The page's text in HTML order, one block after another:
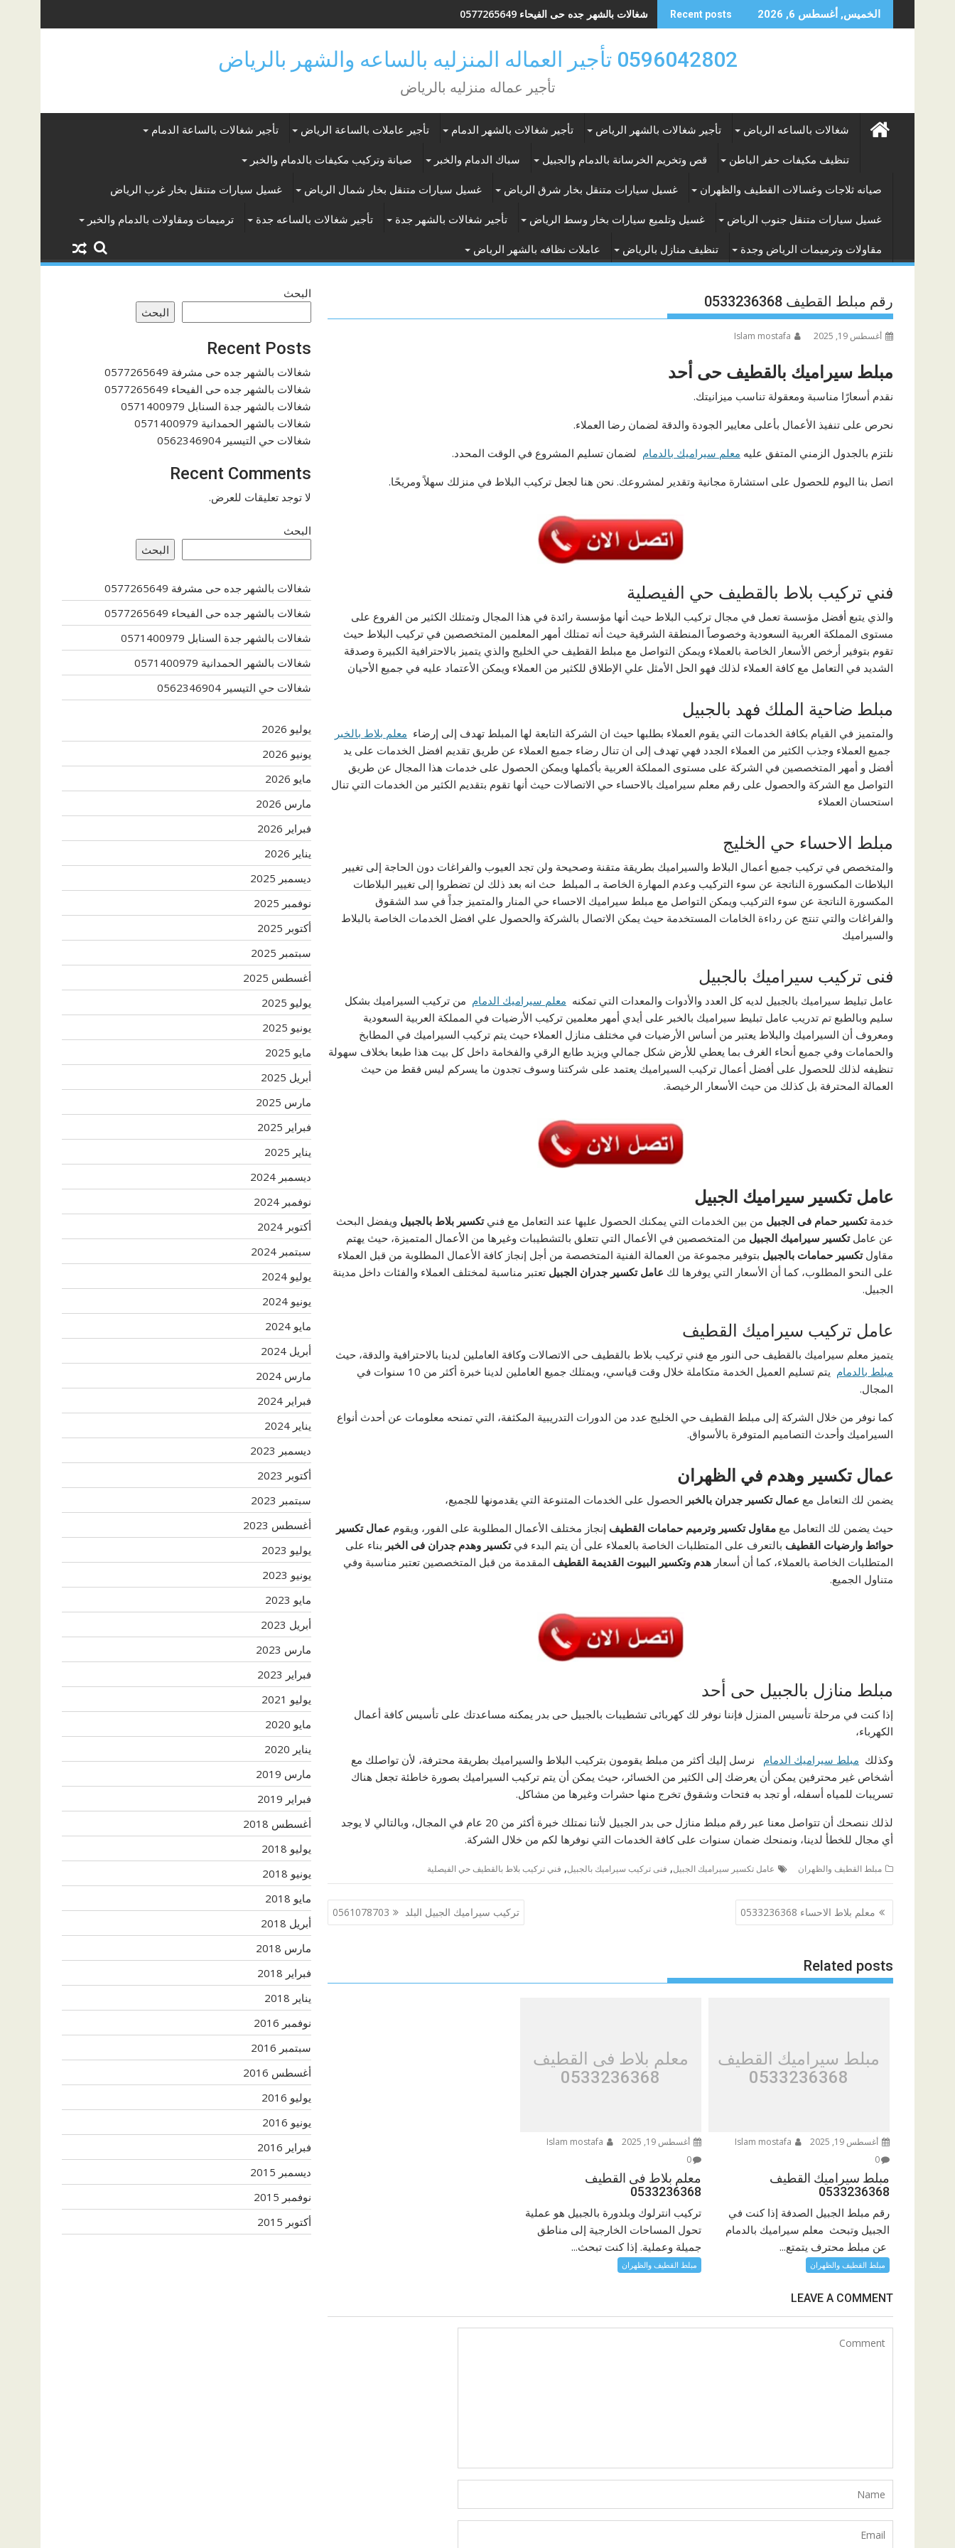
to
الخميس, أغسطس 6, 2026 Recent posts شغالات بالشهر جده حى الفيحاء 0577265649
0596042802 تأجير العماله المنزليه بالساعه والشهر بالرياض
تأجير عماله منزليه بالرياض
شغالات بالساعه الرياض تأجير شغالات بالشهر الرياض تأجير شغالات بالشهر الدمام تأجير عاملات بالساعة الرياض تأجير شغالات بالساعة الدمام
تنظيف مكيفات حفر الباطن قص وتخريم الخرسانة بالدمام والجبيل سباك الدمام والخبر صيانة وتركيب مكيفات بالدمام والخبر
صيانه ثلاجات وغسالات القطيف والظهران غسيل سيارات متنقل بخار شرق الرياض غسيل سيارات متنقل بخار شمال الرياض غسيل سيارات متنقل بخار غرب الرياض
غسيل سيارات متنقل جنوب الرياض غسيل وتلميع سيارات بخار وسط الرياض تأجير شغالات بالشهر جدة تأجير شغالات بالساعه جدة ترميمات ومقاولات بالدمام والخبر
مقاولات وترميمات الرياض وجدة تنظيف منازل بالرياض عاملات نظافه بالشهر الرياض
رقم مبلط القطيف 0533236368
أغسطس 19, 2025 Islam mostafa
مبلط سيراميك بالقطيف حى أحد
نقدم أسعارًا مناسبة ومعقولة تناسب ميزانيتك.
نحرص على تنفيذ الأعمال بأعلى معايير الجودة والدقة لضمان رضا العملاء.
نلتزم بالجدول الزمني المتفق عليه معلم سيراميك بالدمام لضمان تسليم المشروع في الوقت المحدد.
اتصل بنا اليوم للحصول على استشارة مجانية وتقدير لمشروعك. نحن هنا لجعل تركيب البلاط في منزلك سهلاً ومريحًا.
فني تركيب بلاط بالقطيف حي الفيصلية
والذي يتبع أفضل مؤسسة تعمل في مجال تركيب البلاط حيث أنها مؤسسة رائدة في هذا المجال وتمتلك الكثير من الفروع على
مستوى المملكة العربية السعودية وخصوصاً المنطقة الشرقية حيث أنه تمتلك أمهر المعلمين المتخصصين في تركيب البلاط حيث
تقوم بتوفير أرخص الأسعار الخاصة بالعملاء ويمكن التواصل مع مبلط القطيف حي الخليج والذي يتميز بالاحترافية الكبيرة وصدقة
الشديد في التعامل مع كافة العملاء لذلك فهو الحل الأمثل علي الإطلاق للكثير من العملاء ويمكن الأعتماد عليه في جميع الأحيان
مبلط ضاحية الملك فهد بالجبيل
والمتميز في القيام بكافة الخدمات التي يقوم العملاء بطلبها حيث ان الشركة التابعة لها المبلط تهدف إلى إرضاء معلم بلاط بالخبر
جميع العملاء وجذب الكثير من العملاء الجدد فهي تهدف إلى ان تنال رضاء جميع العملاء عن طريق تقديم افضل الخدمات على يد
أفضل و أمهر المتخصصين في الشركة على مستوى المملكة العربية بأكملها ويمكن الحصول على خدمات هذا المجال عن طريق
التواصل مع الشركة والحصول على رقم معلم سيراميك بالاحساء حي الاتصالات حيث أنها تقوم بتقديم الكثير من الخدمات التي تنال
استحسان العملاء
مبلط الاحساء حي الخليج
والمتخصص في تركيب جميع أعمال البلاط والسيراميك بطريقة متقنة وصحيحة ولن تجد العيوب والفراغات دون الحاجة إلى تغيير
البلاطات المكسورة الناتجة عن سوء التركيب وعدم المهارة الخاصة بـ المبلط حث انه بعد ذلك لن تضطروا إلى تغيير البلاطات
المكسورة الناتجة عن سوء التركيب ويمكن التواصل مع مبلط سيراميك الاحساء حي المنار والمتميز جداً في سد الشقوق
والفراغات والتي تنتج عن رداءة الخامات المستخدمة حيث يمكن الاتصال بالشركة والحصول علي افضل الخدمات الخاصة بالبلاط
والسيراميك
فنى تركيب سيراميك بالجبيل
عامل تبليط سيراميك بالجبيل لديه كل العدد والأدوات والمعدات التي تمكنه معلم سيراميك الدمام من تركيب السيراميك بشكل
سليم وبالطبع تم تدريب عامل تبليط سيراميك بالخبر على أيدي أمهر معلمين تركيب الأرضيات في المملكة العربية السعودية
ومعروف أن السيراميك والبلاط يعتبر من أساس الأرضيات في مختلف منازل العملاء حيث يتم تركيب السيراميك في المطابخ
والحمامات وفي جميع أنحاء الغرف بما يعطي للأرض شكل جمالي ويزيد طابع الرقي والفخامة داخل كل بيت هذا طبعا بخلاف سهولة
تنظيفه لذلك للحصول على أفضل أعمال تركيب السيراميك يعتمد على شركتنا وسوف تجدون ما يسركم ليس فقط من حيث
العمالة المحترفة بل كذلك من حيث الأسعار الرخيصة.
عامل تكسير سيراميك الجبيل
خدمةتكسير حمام فى الجبيل من بين الخدمات التي يمكنك الحصول عليها عند التعامل مع فنيتكسير بلاط بالجبيل ويفضل البحث
عن عاملتكسير سيراميك الجبيل من المتخصصين في الأعمال التي تتعلق بالتشطيبات وغيرها من الأعمال المتميزة، حيث يهتم
مقاولتكسير حمامات بالجبيل بتوفير مجموعة من العمالة الفنية المتخصصة من أجل إنجاز كافة الأعمال المطلوبة من قبل العملاء
على النحو المطلوب، كما أن الأسعار التي يوفرها لك عامل تكسير جدران الجبيل تعتبر مناسبة لمختلف العملاء والفئات داخل مدينة
الجبيل.
عامل تركيب سيراميك القطيف
يتميز معلم سيراميك بالقطيف حى النور مع فني تركيب بلاط بالقطيف حى الاتصالات وكافة العاملين لدينا بالاحترافية والدقة، حيث
مبلط بالدمام
يتم تسليم العميل الخدمة متكاملة خلال وقت قياسي، ويمتلك جميع العاملين لدينا خبرة أكثر من 10 سنوات في
المجال.
كما نوفر من خلال الشركة إلى مبلط القطيف حي الخليج عدد من الدورات التدريبية المكثفة، التي تمنحه معلومات عن أحدث أنواع
السيراميك وأحدث التصاميم المتوفرة بالأسواق.
عمال تكسير وهدم في الظهران
يضمن لك التعامل مع عمال تكسير جدران بالخبر الحصول على الخدمات المتنوعة التي يقدمونها للجميع،
حيث يضمن لك التعامل مع مقاول تكسير وترميم حمامات القطيف إنجاز مختلف الأعمال المطلوبة على الفور، ويقوم عمال تكسير
حوائط وارضيات القطيف بالتعرف على المتطلبات الخاصة بالعملاء على أن يتم البدء فيتكسير وهدم جدران فى الخبر بناء على
المتطلبات الخاصة بالعملاء، كما أن أسعار هدم وتكسير البيوت القديمة القطيف المقدمة من قبل المتخصصين تعتبر مناسبة وفي
متناول الجميع.
مبلط منازل بالجبيل حى أحد
إذا كنت في مرحلة تأسيس المنزل فإننا نوفر لك كهربائى تشطيبات بالجبيل حى بدر يمكنه مساعدتك على تأسيس كافة أعمال
الكهرباء،
وكذلك مبلط سيراميك الدمام نرسل إليك أكثر من مبلط يقومون بتركيب البلاط والسيراميك بطريقة محترفة، لأن تواصلك مع
أشخاص غير محترفين يمكن أن يعرضك إلى الكثير من الخسائر، حيث يمكن أن يتم تركيب السيراميك بصورة خاطئة تجعل هناك
تسريبات للمياه أسفله، أو تجد به فتحات وشقوق تخرج منها حشرات وغيرها من مشاكل.
لذلك ننصحك أن تتواصل معنا عبر رقم مبلط منازل حى بدر الجبيل لأننا نمتلك خبرة أكثر من 20 عام في المجال، وبالتالي لا يوجد
أي مجال للخطأ لدينا، ونمنحك ضمان سنوات على كافة الخدمات التي نوفرها لكم من خلال الشركة.
مبلط القطيف والظهران عامل تكسير سيراميك الجبيل, فنى تركيب سيراميك بالجبيل, فني تركيب بلاط بالقطيف حي الفيصلية
تصفّح
المقالات
معلم بلاط الاحساء 0533236368 تركيب سيراميك الجبيل البلد 0561078703
Related posts
مبلط سيراميك القطيف
0533236368
أغسطس 19, 2025
0
مبلط سيراميك القطيف
0533236368
رقم مبلط الجبيل الصدفة إذا كنت في
الجبيل وتبحث معلم سيراميك بالدمام
عن مبلط محترف يتمتع...
مبلط القطيف والظهران
معلم بلاط فى القطيف
0533236368
أغسطس 19, 2025
0
معلم بلاط فى القطيف
0533236368
تركيب انترلوك وبلدورة بالجبيل هو عملية
تحول المساحات الخارجية إلى مناطق
جميلة وعملية. إذا كنت تبحث...
مبلط القطيف والظهران
LEAVE A COMMENT
البحث
البحث
Recent Posts
شغالات بالشهر جده حى مشرفة 0577265649
شغالات بالشهر جده حى الفيحاء 0577265649
شغالات بالشهر جدة السنابل 0571400979
شغالات بالشهر الحمدانية 0571400979
شغالات حي التيسير 0562346904
Recent Comments
لا توجد تعليقات للعرض.
البحث
البحث
شغالات بالشهر جده حى مشرفة 0577265649
شغالات بالشهر جده حى الفيحاء 0577265649
شغالات بالشهر جدة السنابل 0571400979
شغالات بالشهر الحمدانية 0571400979
شغالات حي التيسير 0562346904
يوليو 2026
يونيو 2026
مايو 2026
مارس 2026
فبراير 2026
يناير 2026
ديسمبر 2025
نوفمبر 2025
أكتوبر 2025
سبتمبر 2025
أغسطس 2025
يوليو 2025
يونيو 2025
مايو 2025
أبريل 2025
مارس 2025
فبراير 2025
يناير 2025
ديسمبر 2024
نوفمبر 2024
أكتوبر 2024
سبتمبر 2024
يوليو 2024
يونيو 2024
مايو 2024
أبريل 2024
مارس 2024
فبراير 2024
يناير 2024
ديسمبر 2023
أكتوبر 2023
سبتمبر 2023
أغسطس 2023
يوليو 2023
يونيو 2023
مايو 2023
أبريل 2023
مارس 2023
فبراير 2023
يوليو 2021
مايو 2020
يناير 2020
مارس 2019
فبراير 2019
أغسطس 2018
يوليو 2018
يونيو 2018
مايو 2018
أبريل 2018
مارس 2018
فبراير 2018
يناير 2018
نوفمبر 2016
سبتمبر 2016
أغسطس 2016
يوليو 2016
يونيو 2016
فبراير 2016
ديسمبر 2015
نوفمبر 2015
أكتوبر 2015